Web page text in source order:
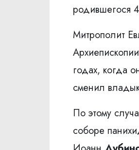
родившегося
Митрополит
годах, когда
сменил
По этому
соборе